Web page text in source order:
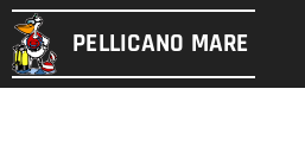
PELLICANO MARE